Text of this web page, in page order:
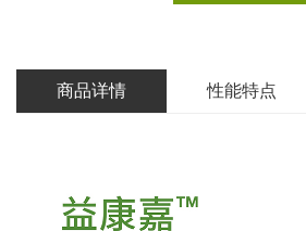
商品详情 性能特点